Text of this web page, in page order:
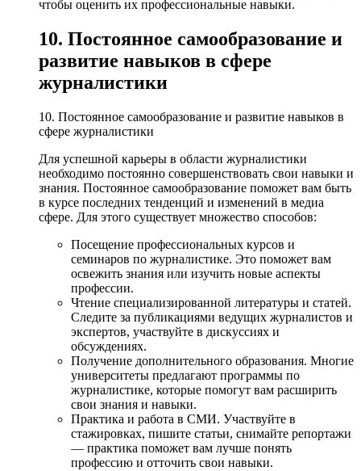
чтобы оценить их профессиональные навыки.
10. Постоянное самообразование и
развитие навыков в сфере
журналистики
10. Постоянное самообразование и развитие навыков в
сфере журналистики
Для успешной карьеры в области журналистики
необходимо постоянно совершенствовать свои навыки и
знания. Постоянное самообразование поможет вам быть
в курсе последних тенденций и изменений в медиа
сфере. Для этого существует множество способов:
Посещение профессиональных курсов и
семинаров по журналистике. Это поможет вам
освежить знания или изучить новые аспекты
профессии.
Чтение специализированной литературы и статей.
Следите за публикациями ведущих журналистов и
экспертов, участвуйте в дискуссиях и
обсуждениях.
Получение дополнительного образования. Многие
университеты предлагают программы по
журналистике, которые помогут вам расширить
свои знания и навыки.
Практика и работа в СМИ. Участвуйте в
стажировках, пишите статьи, снимайте репортажи
— практика поможет вам лучше понять
профессию и отточить свои навыки.